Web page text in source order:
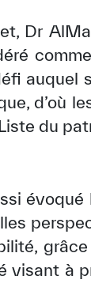
Dr
auquel
d’où
du
évoqué
visant à